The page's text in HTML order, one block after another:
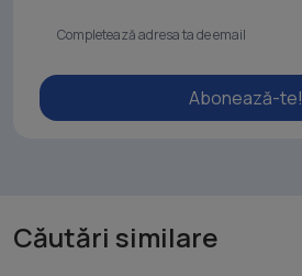
Abonează-te!
Căutări similare